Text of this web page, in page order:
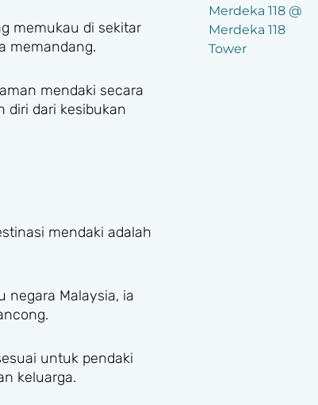
memukau di sekitar
memandang.
mendaki secara
diri dari kesibukan
mendaki adalah
negara Malaysia, ia
untuk pendaki
keluarga.